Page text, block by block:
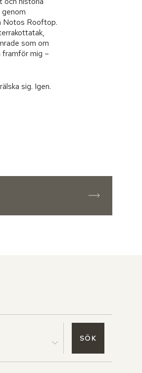
Notos Rooftop.
som om
framför mig –
sig. Igen.
SÖK